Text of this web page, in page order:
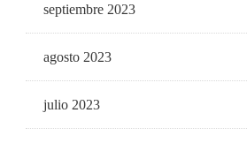
septiembre 2023
agosto 2023
julio 2023